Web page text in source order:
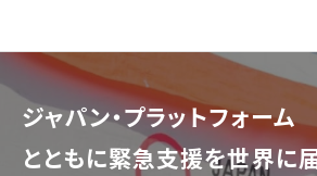
ジャパン・プラットフォーム
とともに緊急支援を世界に